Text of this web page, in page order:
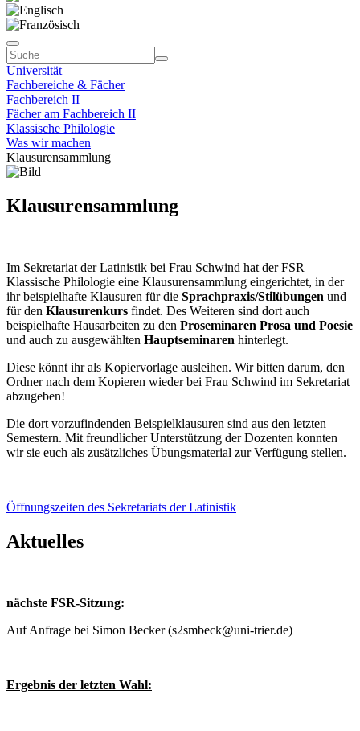
Universität
Fachbereiche & Fächer
Fachbereich II
Fächer am Fachbereich II
Klassische Philologie
Was wir machen
Klausurensammlung
Klausurensammlung
Im Sekretariat der Latinistik bei Frau Schwind hat der FSR
Klassische Philologie eine Klausurensammlung eingerichtet, in der
ihr beispielhafte Klausuren für die Sprachpraxis/Stilübungen und
für den Klausurenkurs findet. Des Weiteren sind dort auch
beispielhafte Hausarbeiten zu den Proseminaren Prosa und Poesie
und auch zu ausgewählten Hauptseminaren hinterlegt.
Diese könnt ihr als Kopiervorlage ausleihen. Wir bitten darum, den
Ordner nach dem Kopieren wieder bei Frau Schwind im Sekretariat
abzugeben!
Die dort vorzufindenden Beispielklausuren sind aus den letzten
Semestern. Mit freundlicher Unterstützung der Dozenten konnten
wir sie euch als zusätzliches Übungsmaterial zur Verfügung stellen.
Öffnungszeiten des Sekretariats der Latinistik
Aktuelles
nächste FSR-Sitzung:
Auf Anfrage bei Simon Becker (s2smbeck@uni-trier.de)
Ergebnis der letzten Wahl: